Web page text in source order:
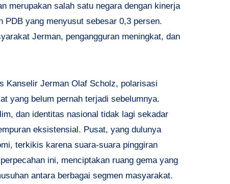
merupakan salah satu negara dengan kinerja
PDB yang menyusut sebesar 0,3 persen.
Jerman, pengangguran meningkat, dan
Kanselir Jerman Olaf Scholz, polarisasi
yang belum pernah terjadi sebelumnya.
dan identitas nasional tidak lagi sekadar
eksistensial. Pusat, yang dulunya
terkikis karena suara-suara pinggiran
ini, menciptakan ruang gema yang
antara berbagai segmen masyarakat.